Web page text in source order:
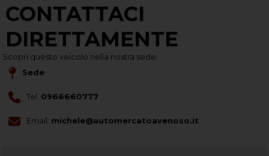
CONTATTACI
DIRETTAMENTE
Scopri questo veicolo nella nostra sede:
Sede
Tel. 0966660777
Email: michele@automercatoavenoso.it